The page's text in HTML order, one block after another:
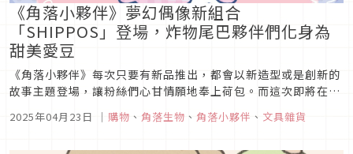
《角落小夥伴》夢幻偶像新組合
「SHIPPOS」登場，炸物尾巴夥伴們化身為
甜美愛豆
《角落小夥伴》每次只要有新品推出，都會以新造型或是創新的
故事主題登場，讓粉絲們心甘情願地奉上荷包。而這次即將在四
月下旬～五月上市的新品，是以「炸蝦尾巴」、「炸蝦天婦羅尾
巴」以及「炸竹莢魚尾巴」這三位角色為主角，就讓我們一起來
2025年04月23日 ｜ 購物 、 角落生物 、 角落小夥伴 、 文具雜貨